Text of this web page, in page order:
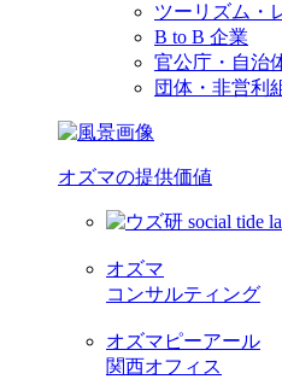
ツーリズム・
B to B 企業
官公庁・自治
団体・非営利
オズマの提供価値
オズマ
コンサルティング
オズマピーアール
関西オフィス